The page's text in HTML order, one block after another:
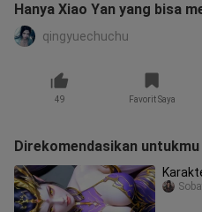
Hanya Xiao Yan yang bisa
qingyuechuchu
49 Favorit Saya
Direkomendasikan untukmu